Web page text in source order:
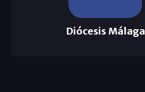
Diócesis Málaga